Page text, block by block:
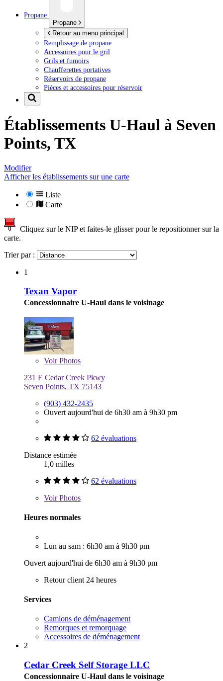
Propane
Propane
Retour au menu principal
Remplissage de propane
Accessoires pour le gril
Grils et fumoirs
Chaufferettes portatives
Réservoirs de propane
Pièces et accessoires pour réservoir
Établissements U-Haul à Seven
Points, TX
Modifier
Afficher les établissements sur une carte
Liste
Carte
Cliquez sur le NIP et faites-le glisser pour le repositionner sur la
carte.
Trier par :
1
Texan Vapor
Concessionnaire U-Haul dans le voisinage
VoirPhotos
231 E Cedar Creek Pkwy
Seven Points, TX 75143
(903) 432-2435
Ouvert aujourd'hui de 6h30 am à 9h30 pm
62 évaluations
Distance estimée
1,0 milles
62 évaluations
VoirPhotos
Heures normales
Lun au sam : 6h30 am à 9h30 pm
Ouvert aujourd'hui de 6h30 am à 9h30 pm
Retour client 24 heures
Services
Camions de déménagement
Remorques et remorquage
Accessoires de déménagement
2
Cedar Creek Self Storage LLC
Concessionnaire U-Haul dans le voisinage